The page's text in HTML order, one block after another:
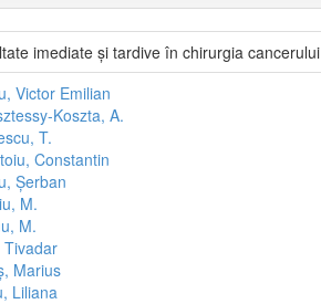
imediate și tardive în chirurgia
Victor Emilian
Koszta, A.
T.
Constantin
Șerban
M.
M.
Tivadar
Marius
Liliana